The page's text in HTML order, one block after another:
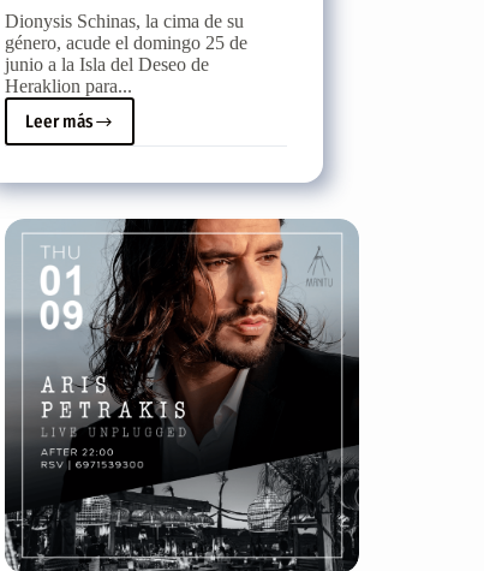
Dionysis Schinas, la cima de su
género, acude el domingo 25 de
junio a la Isla del Deseo de
Heraklion para...
Leer másDionysis
Schinas
la
Isla
del
Deseo
de
Heraklion,
el
domingo
25/06